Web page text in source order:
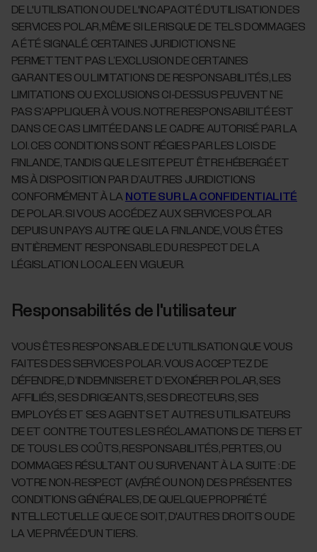
DE L'UTILISATION OU DE L'INCAPACITÉ D'UTILISATION DES
SERVICES POLAR, MÊME SI LE RISQUE DE TELS DOMMAGES
A ÉTÉ SIGNALÉ. CERTAINES JURIDICTIONS NE
PERMETTENT PAS L’EXCLUSION DE CERTAINES
GARANTIES OU LIMITATIONS DE RESPONSABILITÉS, LES
LIMITATIONS OU EXCLUSIONS CI-DESSUS PEUVENT NE
PAS S’APPLIQUER À VOUS. NOTRE RESPONSABILITÉ EST
DANS CE CAS LIMITÉE DANS LE CADRE AUTORISÉ PAR LA
LOI. CES CONDITIONS SONT RÉGIES PAR LES LOIS DE
FINLANDE, TANDIS QUE LE SITE PEUT ÊTRE HÉBERGÉ ET
MIS À DISPOSITION PAR D’AUTRES JURIDICTIONS
CONFORMÉMENT À LA NOTE SUR LA CONFIDENTIALITÉ
DE POLAR. SI VOUS ACCÉDEZ AUX SERVICES POLAR
DEPUIS UN PAYS AUTRE QUE LA FINLANDE, VOUS ÊTES
ENTIÈREMENT RESPONSABLE DU RESPECT DE LA
LÉGISLATION LOCALE EN VIGUEUR.
Responsabilités de l'utilisateur
VOUS ÊTES RESPONSABLE DE L'UTILISATION QUE VOUS
FAITES DES SERVICES POLAR. VOUS ACCEPTEZ DE
DÉFENDRE, D’INDEMNISER ET D’EXONÉRER POLAR, SES
AFFILIÉS, SES DIRIGEANTS, SES DIRECTEURS, SES
EMPLOYÉS ET SES AGENTS ET AUTRES UTILISATEURS
DE ET CONTRE TOUTES LES RÉCLAMATIONS DE TIERS ET
DE TOUS LES COÛTS, RESPONSABILITÉS, PERTES, OU
DOMMAGES RÉSULTANT OU SURVENANT À LA SUITE : DE
VOTRE NON-RESPECT (AV֤ÉRÉ OU NON) DES PRÉSENTES
CONDITIONS GÉNÉRALES, DE QUELQUE PROPRIÉTÉ
INTELLECTUELLE QUE CE SOIT, D'AUTRES DROITS OU DE
LA VIE PRIVÉE D'UN TIERS.